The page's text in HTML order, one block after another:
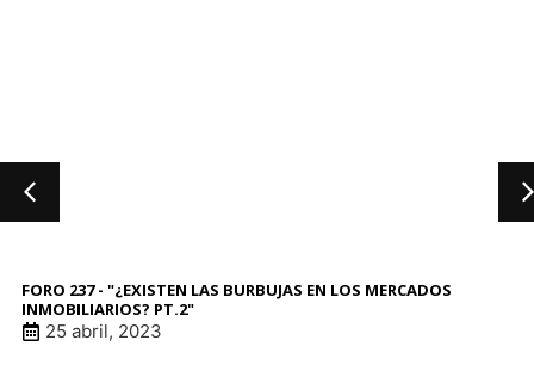
FORO 237 - "¿EXISTEN LAS BURBUJAS EN LOS MERCADOS
INMOBILIARIOS? PT.2"
25 abril, 2023